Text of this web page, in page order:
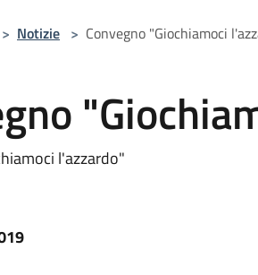
> Notizie > Convegno "Giochiamoci
l'azzardo"